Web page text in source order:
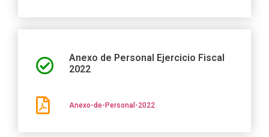
Anexo de Personal Ejercicio Fiscal
2022
Anexo-de-Personal-2022